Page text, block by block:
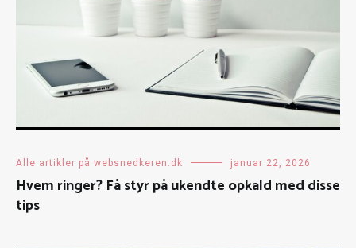
Alle artikler på websnedkeren.dk januar 22, 2026
Hvem ringer? Få styr på ukendte opkald med disse
tips